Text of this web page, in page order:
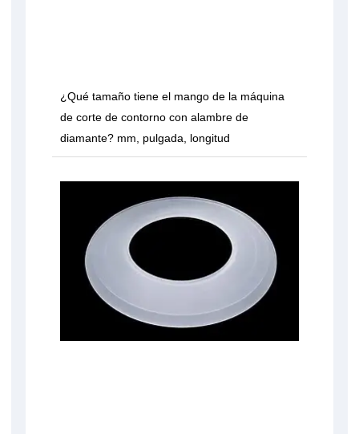
¿Qué tamaño tiene el mango de la máquina
de corte de contorno con alambre de
diamante? mm, pulgada, longitud